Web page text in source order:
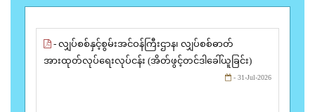
- လျှပ်စစ်နှင့်စွမ်းအင်ဝန်ကြီးဌာန၊ လျှပ်စစ်ဓာတ်
အားထုတ်လုပ်ရေးလုပ်ငန်း (အိတ်ဖွင့်တင်ဒါခေါ်ယူခြင်း)
- 31-Jul-2026